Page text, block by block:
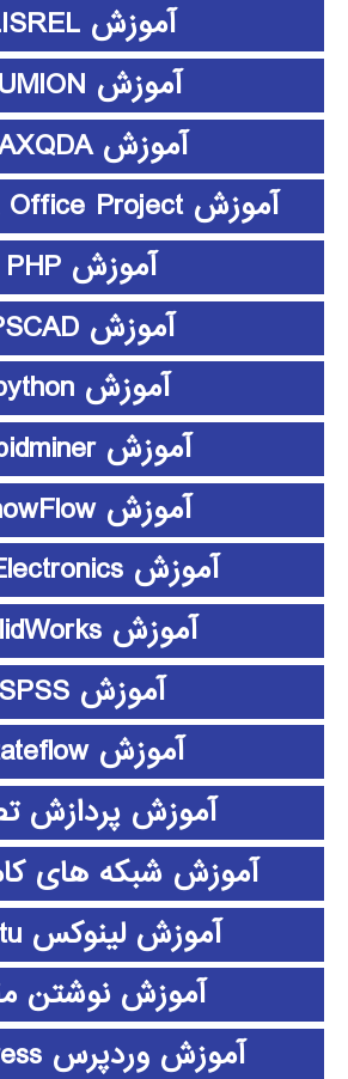
آموزش LISREL
آموزش LUMION
آموزش MAXQDA
آموزش Microsoft Office Project
آموزش PHP
آموزش PSCAD
آموزش python
آموزش rapidminer
آموزش ShowFlow
آموزش SimElectronics
آموزش SolidWorks
آموزش SPSS
آموزش stateflow
آموزش پردازش
آموزش شبکه های
آموزش لینوکس ubuntu
آموزش نوشتن
آموزش وردپرس wordpress